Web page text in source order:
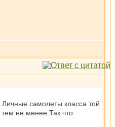
самолеты класса той
не менее.Так что